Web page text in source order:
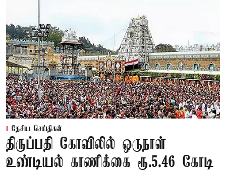
தேசிய செய்திகள்
திருப்பதி கோவிலில் ஒருநாள்
உண்டியல் காணிக்கை ரூ.5.46 கோடி